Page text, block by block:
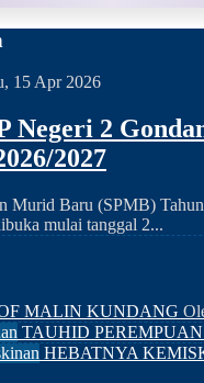
15 Apr 2026
Negeri 2
2027
Murid Baru (SPMB)
mulai tanggal 2...
MALIN KUNDANG
TAUHID PEREMPUAN
HEBATNYA